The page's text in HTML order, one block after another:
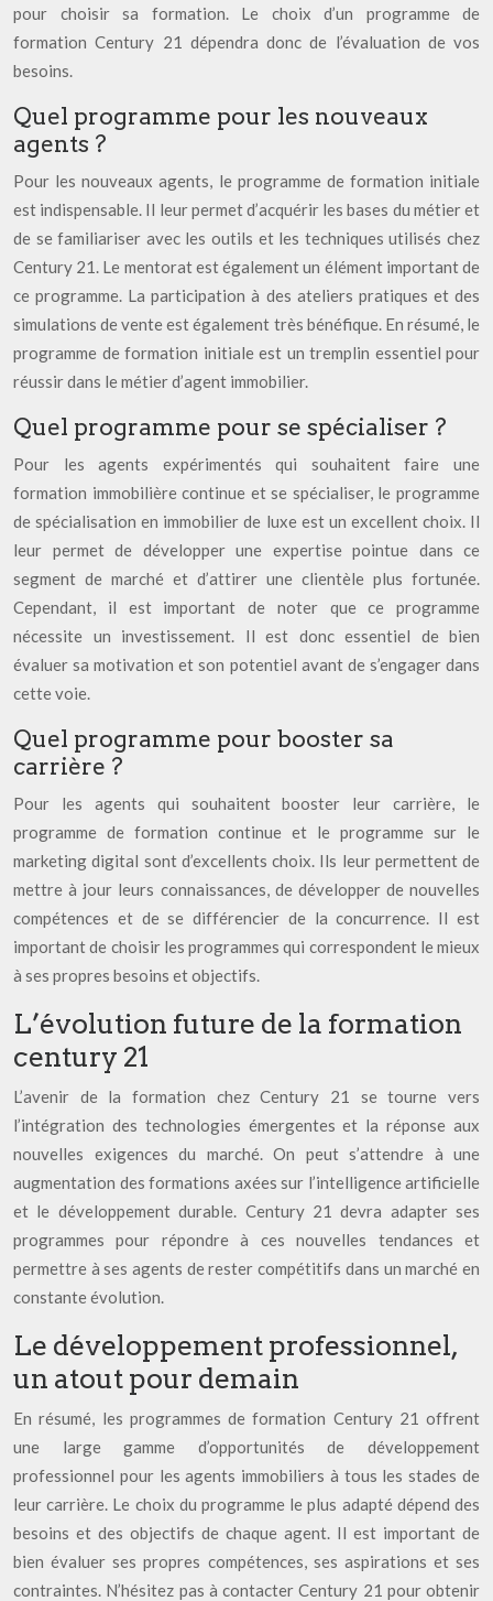
pour choisir sa formation. Le choix d’un programme de
formation Century 21 dépendra donc de l’évaluation de vos
besoins.
Quel programme pour les nouveaux
agents ?
Pour les nouveaux agents, le programme de formation initiale
est indispensable. Il leur permet d’acquérir les bases du métier et
de se familiariser avec les outils et les techniques utilisés chez
Century 21. Le mentorat est également un élément important de
ce programme. La participation à des ateliers pratiques et des
simulations de vente est également très bénéfique. En résumé, le
programme de formation initiale est un tremplin essentiel pour
réussir dans le métier d’agent immobilier.
Quel programme pour se spécialiser ?
Pour les agents expérimentés qui souhaitent faire une
formation immobilière continue et se spécialiser, le programme
de spécialisation en immobilier de luxe est un excellent choix. Il
leur permet de développer une expertise pointue dans ce
segment de marché et d’attirer une clientèle plus fortunée.
Cependant, il est important de noter que ce programme
nécessite un investissement. Il est donc essentiel de bien
évaluer sa motivation et son potentiel avant de s’engager dans
cette voie.
Quel programme pour booster sa
carrière ?
Pour les agents qui souhaitent booster leur carrière, le
programme de formation continue et le programme sur le
marketing digital sont d’excellents choix. Ils leur permettent de
mettre à jour leurs connaissances, de développer de nouvelles
compétences et de se différencier de la concurrence. Il est
important de choisir les programmes qui correspondent le mieux
à ses propres besoins et objectifs.
L’évolution future de la formation
century 21
L’avenir de la formation chez Century 21 se tourne vers
l’intégration des technologies émergentes et la réponse aux
nouvelles exigences du marché. On peut s’attendre à une
augmentation des formations axées sur l’intelligence artificielle
et le développement durable. Century 21 devra adapter ses
programmes pour répondre à ces nouvelles tendances et
permettre à ses agents de rester compétitifs dans un marché en
constante évolution.
Le développement professionnel,
un atout pour demain
En résumé, les programmes de formation Century 21 offrent
une large gamme d’opportunités de développement
professionnel pour les agents immobiliers à tous les stades de
leur carrière. Le choix du programme le plus adapté dépend des
besoins et des objectifs de chaque agent. Il est important de
bien évaluer ses propres compétences, ses aspirations et ses
contraintes. N’hésitez pas à contacter Century 21 pour obtenir